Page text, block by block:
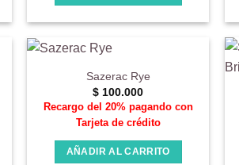
Sazerac Rye
$ 100.000
Recargo del 20% pagando con
Tarjeta de crédito
AÑADIR AL CARRITO